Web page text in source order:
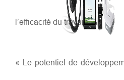
l’efficacité du travail.
« Le potentiel de